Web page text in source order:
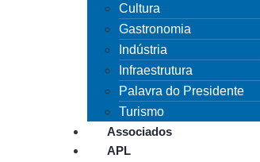
Cultura
Gastronomia
Indústria
Infraestrutura
Palavra do Presidente
Turismo
Associados
APL